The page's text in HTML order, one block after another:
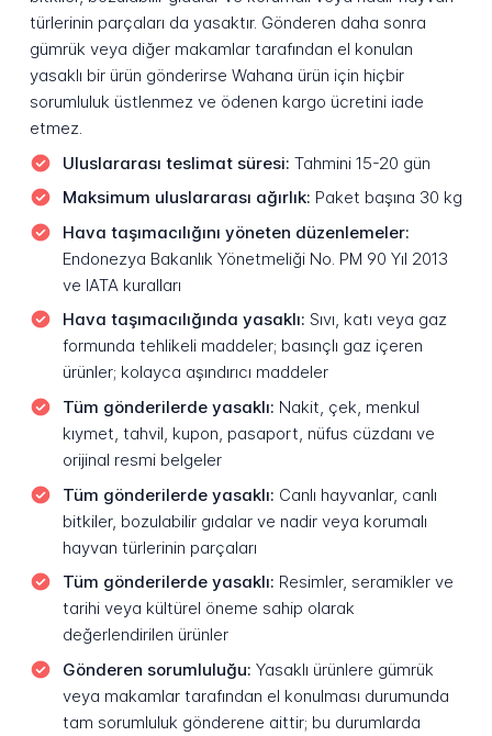
türlerinin parçaları da yasaktır. Gönderen daha sonra
gümrük veya diğer makamlar tarafından el konulan
yasaklı bir ürün gönderirse Wahana ürün için hiçbir
sorumluluk üstlenmez ve ödenen kargo ücretini iade
etmez.
Uluslararası teslimat süresi: Tahmini 15-20 gün
Maksimum uluslararası ağırlık: Paket başına 30 kg
Hava taşımacılığını yöneten düzenlemeler:
Endonezya Bakanlık Yönetmeliği No. PM 90 Yıl 2013
ve IATA kuralları
Hava taşımacılığında yasaklı: Sıvı, katı veya gaz
formunda tehlikeli maddeler; basınçlı gaz içeren
ürünler; kolayca aşındırıcı maddeler
Tüm gönderilerde yasaklı: Nakit, çek, menkul
kıymet, tahvil, kupon, pasaport, nüfus cüzdanı ve
orijinal resmi belgeler
Tüm gönderilerde yasaklı: Canlı hayvanlar, canlı
bitkiler, bozulabilir gıdalar ve nadir veya korumalı
hayvan türlerinin parçaları
Tüm gönderilerde yasaklı: Resimler, seramikler ve
tarihi veya kültürel öneme sahip olarak
değerlendirilen ürünler
Gönderen sorumluluğu: Yasaklı ürünlere gümrük
veya makamlar tarafından el konulması durumunda
tam sorumluluk gönderene aittir; bu durumlarda